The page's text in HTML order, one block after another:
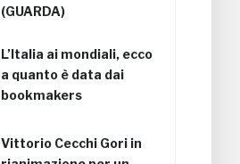
(GUARDA)
L’Italia ai mondiali, ecco
a quanto è data dai
bookmakers
Vittorio Cecchi Gori in